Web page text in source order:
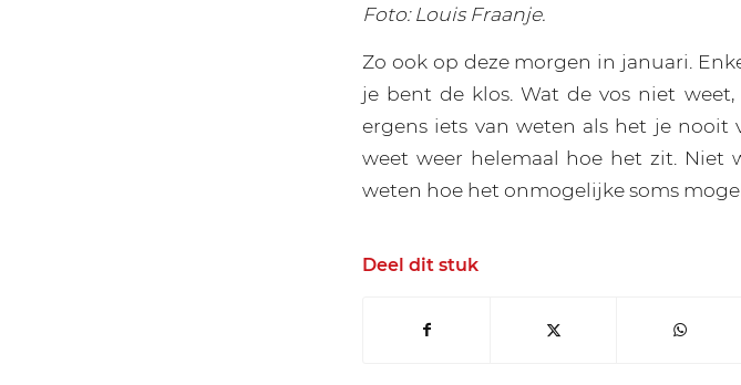
Foto: Louis Fraanje.
Zo ook op deze morgen in januari.
je bent de klos. Wat de vos niet
ergens iets van weten als het je nooit
weet weer helemaal hoe het zit. Niet
weten hoe het onmogelijke soms
Deel dit stuk